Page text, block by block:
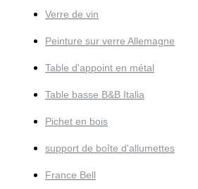
Verre de vin
Peinture sur verre Allemagne
Table d'appoint en métal
Table basse B&B Italia
Pichet en bois
support de boîte d'allumettes
France Bell